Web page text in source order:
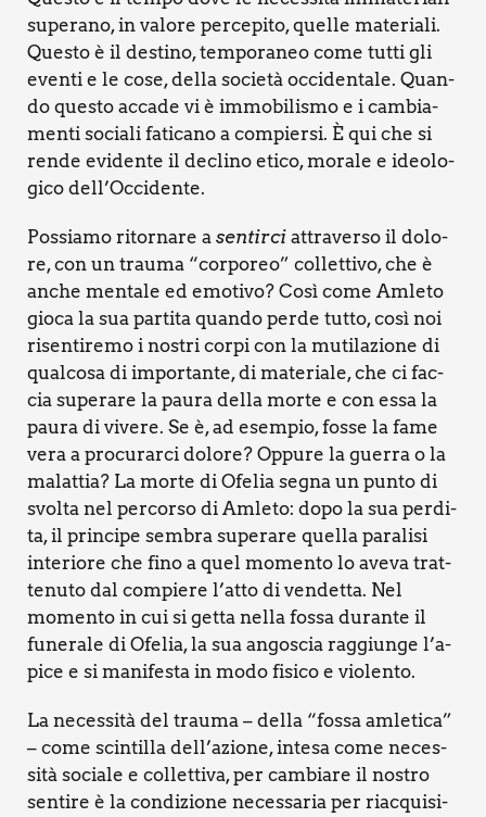
supe­ra­no, in valo­re per­ce­pi­to, quel­le mate­ria­li.
Que­sto è il desti­no, tem­po­ra­neo come tut­ti gli
even­ti e le cose, del­la socie­tà occi­den­ta­le. Quan­
do que­sto acca­de vi è immo­bi­li­smo e i cam­bia­
men­ti socia­li fati­ca­no a com­pier­si. È qui che si
ren­de evi­den­te il decli­no eti­co, mora­le e ideo­lo­
gi­co dell’Occidente.
Pos­sia­mo ritor­na­re a sen­tir­ci attra­ver­so il dolo­
re, con un trau­ma “cor­po­reo” col­let­ti­vo, che è
anche men­ta­le ed emo­ti­vo? Così come Amle­to
gio­ca la sua par­ti­ta quan­do per­de tut­to, così noi
risen­ti­re­mo i nostri cor­pi con la muti­la­zio­ne di
qual­co­sa di impor­tan­te, di mate­ria­le, che ci fac­
cia supe­ra­re la pau­ra del­la mor­te e con essa la
pau­ra di vive­re. Se è, ad esem­pio, fos­se la fame
vera a pro­cu­rar­ci dolo­re? Oppu­re la guer­ra o la
malat­tia? La mor­te di Ofe­lia segna un pun­to di
svol­ta nel per­cor­so di Amle­to: dopo la sua per­di­
ta, il prin­ci­pe sem­bra supe­ra­re quel­la para­li­si
inte­rio­re che fino a quel momen­to lo ave­va trat­
te­nu­to dal com­pie­re l’at­to di ven­det­ta. Nel
momen­to in cui si get­ta nel­la fos­sa duran­te il
fune­ra­le di Ofe­lia, la sua ango­scia rag­giun­ge l’a­
pi­ce e si mani­fe­sta in modo fisi­co e vio­len­to.
La neces­si­tà del trau­ma – del­la “fos­sa amle­ti­ca”
– come scin­til­la dell’azione, inte­sa come neces­
si­tà socia­le e col­let­ti­va, per cam­bia­re il nostro
sen­ti­re è la con­di­zio­ne neces­sa­ria per riac­qui­si­